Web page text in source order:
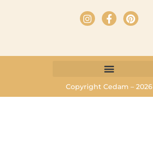
Copyright Cedam – 2026